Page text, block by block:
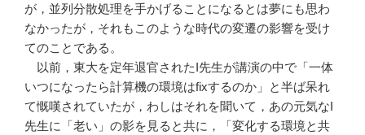
が，並列分散処理を手かげることになるとは夢にも思わ
なかったが，それもこのような時代の変遷の影響を受け
てのことである。
以前，東大を定年退官されたI先生が講演の中で「一体
いつになったら計算機の環境はfixするのか」と半ば呆れ
て慨嘆されていたが，わしはそれを聞いて，あの元気なI
先生に「老い」の影を見ると共に，「変化する環境と共